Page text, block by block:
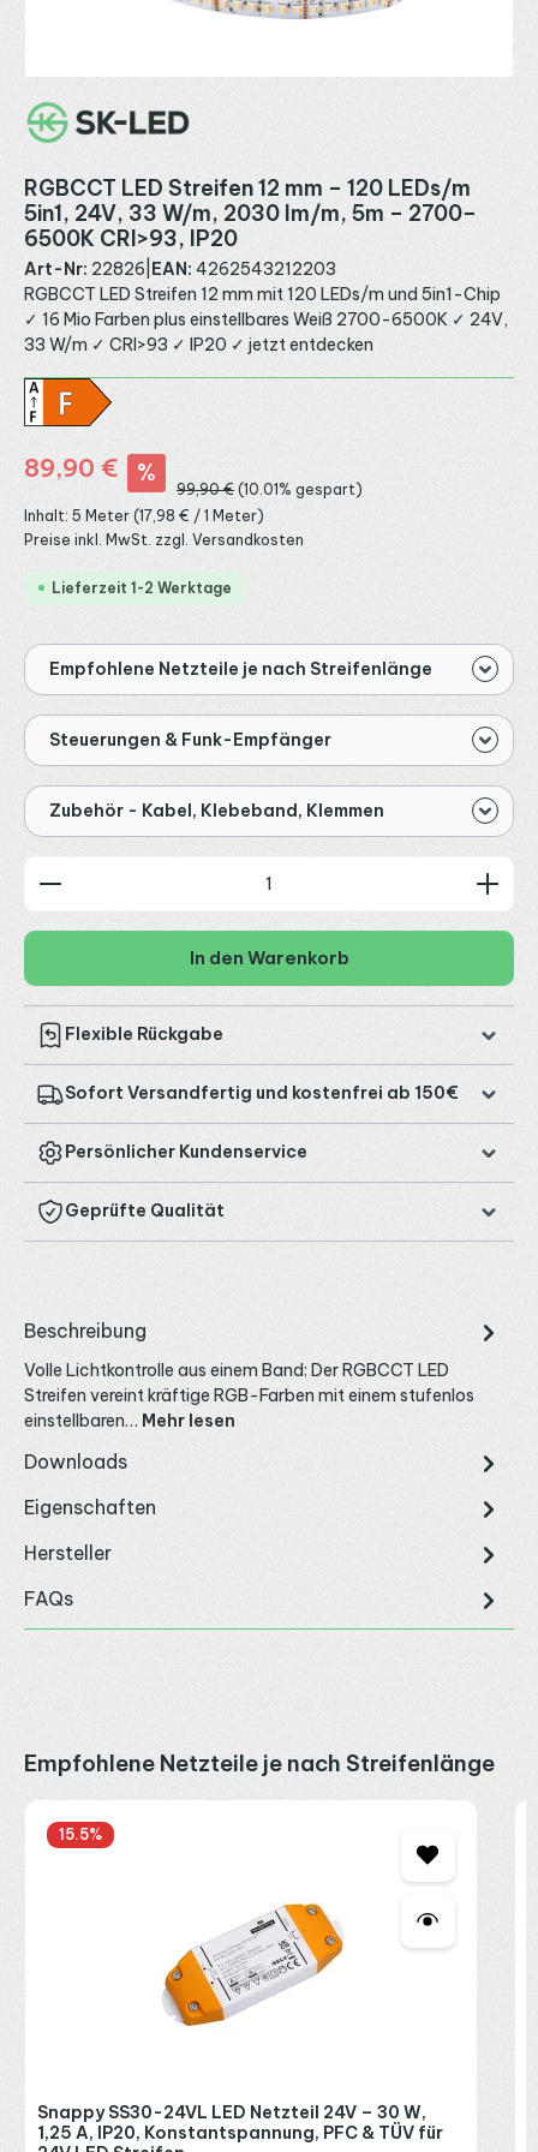
RGBCCT LED Streifen 12 mm – 120 LEDs/m
5in1, 24V, 33 W/m, 2030 lm/m, 5m – 2700–
6500K CRI>93, IP20
Art-Nr: 22826 EAN: 4262543212203
RGBCCT LED Streifen 12 mm mit 120 LEDs/m und 5in1-Chip
✓ 16 Mio Farben plus einstellbares Weiß 2700-6500K ✓ 24V,
33 W/m ✓ CRI>93 ✓ IP20 ✓ jetzt entdecken
Verkaufspreis:
89,90 € %
Regulärer Preis:
99,90 € (10.01% gespart)
Inhalt: 5 Meter (17,98 € / 1 Meter)
Preise inkl. MwSt. zzgl. Versandkosten
Lieferzeit 1-2 Werktage
Empfohlene Netzteile je nach Streifenlänge
Steuerungen & Funk-Empfänger
Zubehör - Kabel, Klebeband, Klemmen
Produkt Anzahl: Gib den gewünschten Wert ein
In den Warenkorb
Flexible Rückgabe
Sofort Versandfertig und kostenfrei ab 150€
Persönlicher Kundenservice
Geprüfte Qualität
Beschreibung
Volle Lichtkontrolle aus einem Band: Der RGBCCT LED
Streifen vereint kräftige RGB-Farben mit einem stufenlos
einstellbaren… Mehr lesen
Downloads
Eigenschaften
Hersteller
FAQs
Produktgalerie überspringen
Empfohlene Netzteile je nach Streifenlänge
15.5%
Snappy SS30-24VL LED Netzteil 24V – 30 W,
1,25 A, IP20, Konstantspannung, PFC & TÜV für